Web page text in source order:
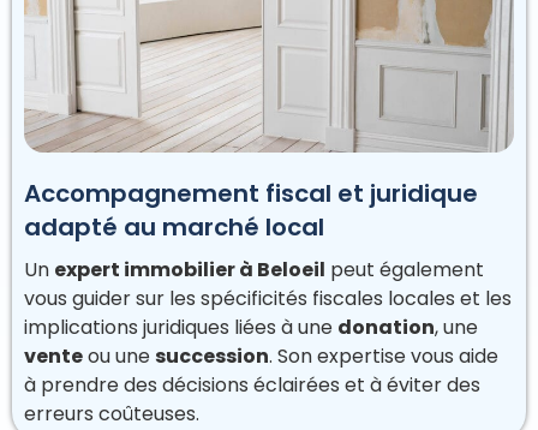
Accompagnement fiscal et juridique
adapté au marché local
Un expert immobilier à Beloeil peut également
vous guider sur les spécificités fiscales locales et les
implications juridiques liées à une donation, une
venteou unesuccession. Son expertise vous aide
à prendre des décisions éclairées et à éviter des
erreurs coûteuses.